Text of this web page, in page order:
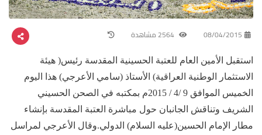
08/04/2015
استقبل الأمين العام للعتبة الحسينية المقدسة رئيس( هيئة
الاستثمار الوطنية العراقية) الأستاذ (سامي الأعرجي) هذا اليوم
الخميس الموافق 9 /4 / 2015م بمكتبه في الصحن الحسيني
الشريف وتناقش الجانبان حول مباشرة العتبة المقدسة بإنشاء
مطار الإمام الحسين(عليه السلام) الدولي.وقال الأعرجي لمراسل